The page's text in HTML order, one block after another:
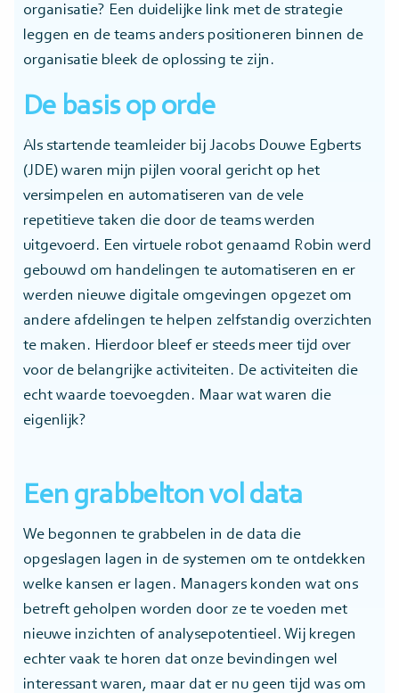
organisatie? Een duidelijke link met de strategie
leggen en de teams anders positioneren binnen de
organisatie bleek de oplossing te zijn.
De basis op orde
Als startende teamleider bij Jacobs Douwe Egberts
(JDE) waren mijn pijlen vooral gericht op het
versimpelen en automatiseren van de vele
repetitieve taken die door de teams werden
uitgevoerd. Een virtuele robot genaamd Robin werd
gebouwd om handelingen te automatiseren en er
werden nieuwe digitale omgevingen opgezet om
andere afdelingen te helpen zelfstandig overzichten
te maken. Hierdoor bleef er steeds meer tijd over
voor de belangrijke activiteiten. De activiteiten die
echt waarde toevoegden. Maar wat waren die
eigenlijk?
Een grabbelton vol data
We begonnen te grabbelen in de data die
opgeslagen lagen in de systemen om te ontdekken
welke kansen er lagen. Managers konden wat ons
betreft geholpen worden door ze te voeden met
nieuwe inzichten of analysepotentieel. Wij kregen
echter vaak te horen dat onze bevindingen wel
interessant waren, maar dat er nu geen tijd was om